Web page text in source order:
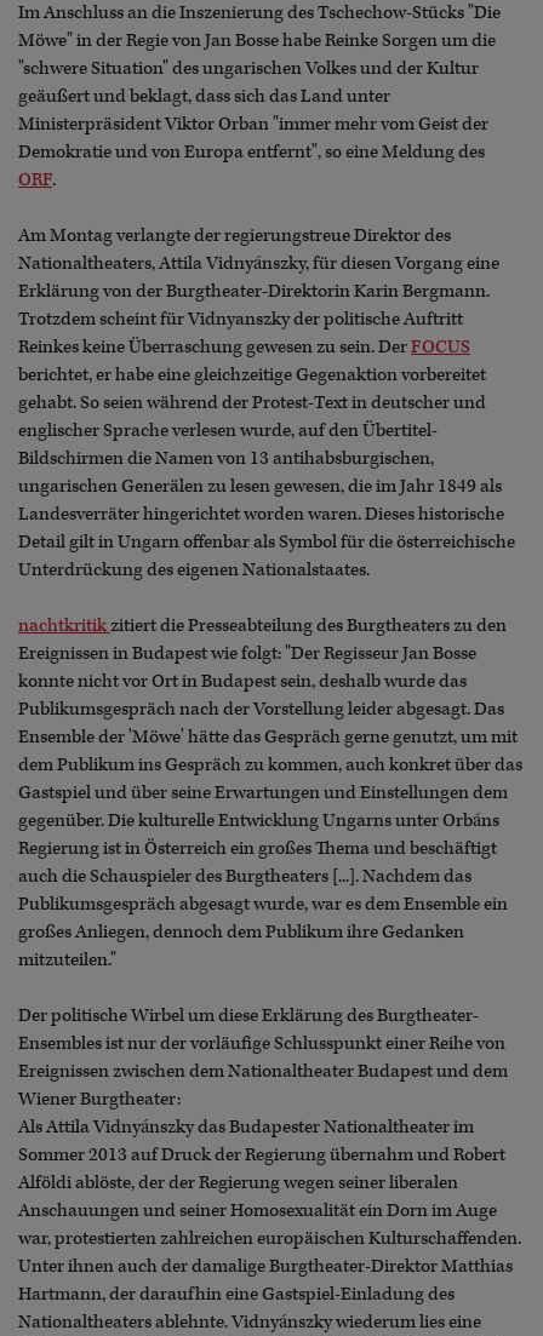
Im Anschluss an die Inszenierung des Tschechow-Stücks "Die
Möwe" in der Regie von Jan Bosse habe Reinke Sorgen um die
"schwere Situation" des ungarischen Volkes und der Kultur
geäußert und beklagt, dass sich das Land unter
Ministerpräsident Viktor Orban "immer mehr vom Geist der
Demokratie und von Europa entfernt", so eine Meldung des
ORF.
Am Montag verlangte der regierungstreue Direktor des
Nationaltheaters, Attila Vidnyánszky, für diesen Vorgang eine
Erklärung von der Burgtheater-Direktorin Karin Bergmann.
Trotzdem scheint für Vidnyanszky der politische Auftritt
Reinkes keine Überraschung gewesen zu sein. DerFOCUS
berichtet, er habe eine gleichzeitige Gegenaktion vorbereitet
gehabt. So seien während der Protest-Text in deutscher und
englischer Sprache verlesen wurde, auf den Übertitel-
Bildschirmen die Namen von 13 antihabsburgischen,
ungarischen Generälen zu lesen gewesen, die im Jahr 1849 als
Landesverräter hingerichtet worden waren. Dieses historische
Detail gilt in Ungarn offenbar als Symbol für die österreichische
Unterdrückung des eigenen Nationalstaates.
nachtkritikzitiert die Presseabteilung des Burgtheaters zu den
Ereignissen in Budapest wie folgt: "Der Regisseur Jan Bosse
konnte nicht vor Ort in Budapest sein, deshalb wurde das
Publikumsgespräch nach der Vorstellung leider abgesagt. Das
Ensemble der 'Möwe' hätte das Gespräch gerne genutzt, um mit
dem Publikum ins Gespräch zu kommen, auch konkret über das
Gastspiel und über seine Erwartungen und Einstellungen dem
gegenüber. Die kulturelle Entwicklung Ungarns unter Orbáns
Regierung ist in Österreich ein großes Thema und beschäftigt
auch die Schauspieler des Burgtheaters [...]. Nachdem das
Publikumsgespräch abgesagt wurde, war es dem Ensemble ein
großes Anliegen, dennoch dem Publikum ihre Gedanken
mitzuteilen."
Der politische Wirbel um diese Erklärung des Burgtheater-
Ensembles ist nur der vorläufige Schlusspunkt einer Reihe von
Ereignissen zwischen dem Nationaltheater Budapest und dem
Wiener Burgtheater:
Als Attila Vidnyánszky das Budapester Nationaltheater im
Sommer 2013 auf Druck der Regierung übernahm und Robert
Alföldi ablöste, der der Regierung wegen seiner liberalen
Anschauungen und seiner Homosexualität ein Dorn im Auge
war, protestierten zahlreichen europäischen Kulturschaffenden.
Unter ihnen auch der damalige Burgtheater-Direktor Matthias
Hartmann, der daraufhin eine Gastspiel-Einladung des
Nationaltheaters ablehnte. Vidnyánszky wiederum lies eine